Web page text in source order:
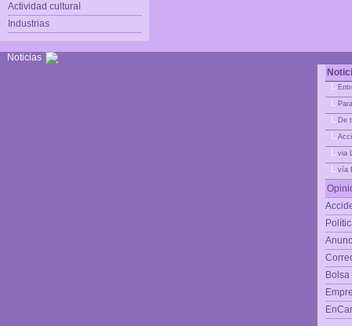
Actividad cultural
Industrias
Noticias
De
via
vía